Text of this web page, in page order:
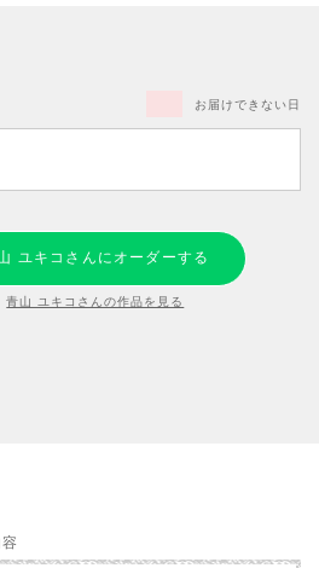
お届けできない日
ユキコさんにオーダーする
青山 ユキコさんの作品を見る